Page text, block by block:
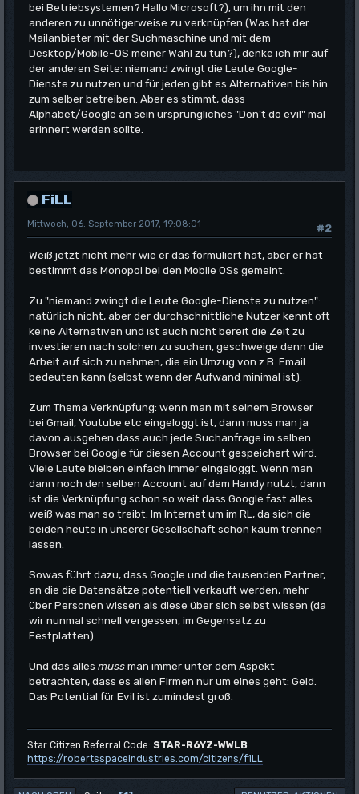
bei Betriebsystemen? Hallo Microsoft?), um ihn mit den
anderen zu unnötigerweise zu verknüpfen (Was hat der
Mailanbieter mit der Suchmaschine und mit dem
Desktop/Mobile-OS meiner Wahl zu tun?), denke ich mir auf
der anderen Seite: niemand zwingt die Leute Google-
Dienste zu nutzen und für jeden gibt es Alternativen bis hin
zum selber betreiben. Aber es stimmt, dass
Alphabet/Google an sein ursprüngliches "Don't do evil" mal
erinnert werden sollte.
FiLL
#2
Mittwoch, 06. September 2017, 19:08:01
Weiß jetzt nicht mehr wie er das formuliert hat, aber er hat
bestimmt das Monopol bei den Mobile OSs gemeint.
Zu "niemand zwingt die Leute Google-Dienste zu nutzen":
natürlich nicht, aber der durchschnittliche Nutzer kennt oft
keine Alternativen und ist auch nicht bereit die Zeit zu
investieren nach solchen zu suchen, geschweige denn die
Arbeit auf sich zu nehmen, die ein Umzug von z.B. Email
bedeuten kann (selbst wenn der Aufwand minimal ist).
Zum Thema Verknüpfung: wenn man mit seinem Browser
bei Gmail, Youtube etc eingeloggt ist, dann muss man ja
davon ausgehen dass auch jede Suchanfrage im selben
Browser bei Google für diesen Account gespeichert wird.
Viele Leute bleiben einfach immer eingeloggt. Wenn man
dann noch den selben Account auf dem Handy nutzt, dann
ist die Verknüpfung schon so weit dass Google fast alles
weiß was man so treibt. Im Internet um im RL, da sich die
beiden heute in unserer Gesellschaft schon kaum trennen
lassen.
Sowas führt dazu, dass Google und die tausenden Partner,
an die die Datensätze potentiell verkauft werden, mehr
über Personen wissen als diese über sich selbst wissen (da
wir nunmal schnell vergessen, im Gegensatz zu
Festplatten).
Und das alles mussman immer unter dem Aspekt
betrachten, dass es allen Firmen nur um eines geht: Geld.
Das Potential für Evil ist zumindest groß.
Star Citizen Referral Code: STAR-R6YZ-WWLB
https://robertsspaceindustries.com/citizens/f1LL